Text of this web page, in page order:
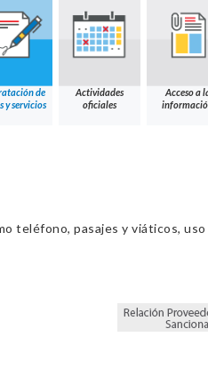
de
y servicios
Actividades
oficiales
Acceso a
teléfono, pasajes y viáticos,